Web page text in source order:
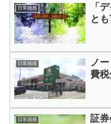
日常雑感
「
と
日常雑感
ノ
費税
日常雑感
証